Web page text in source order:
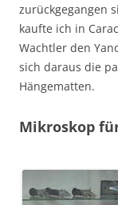
zurückgegangen
kaufte ich in
Wachtler den
sich daraus die
Hängematten.
Mikroskop